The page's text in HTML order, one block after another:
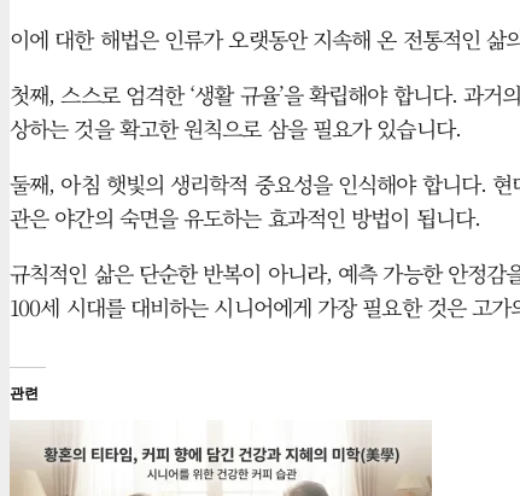
이에 대한 해법은 인류가 오랫동안 지속해 온 전통적인
첫째, 스스로 엄격한 ‘생활 규율’을 확립해야 합니다. 과
상하는 것을 확고한 원칙으로 삼을 필요가 있습니다.
둘째, 아침 햇빛의 생리학적 중요성을 인식해야 합니다.
관은 야간의 숙면을 유도하는 효과적인 방법이 됩니다.
규칙적인 삶은 단순한 반복이 아니라, 예측 가능한 안정
100세 시대를 대비하는 시니어에게 가장 필요한 것은 고
관련